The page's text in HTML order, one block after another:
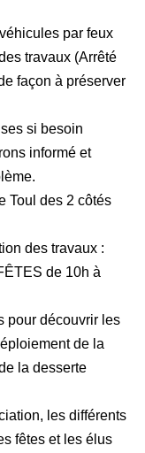
par feux
travaux (Arrêté
façon à préserver
si besoin
informé et
Toul des 2 côtés
des travaux :
de 10h à
pour découvrir les
de la
la desserte
les différents
fêtes et les élus